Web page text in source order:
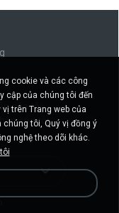
của tôi
của tôi
cookie và các công
cập của chúng tôi đến
trên Trang web của
tôi, Quý vị đồng ý
nghệ theo dõi khác.